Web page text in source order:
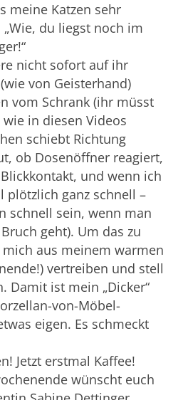
meine Katzen sehr
du liegst noch im
nicht sofort auf ihr
von Geisterhand)
vom Schrank (ihr müsst
in diesen Videos
schiebt Richtung
ob Dosenöffner reagiert,
und wenn ich
plötzlich ganz schnell –
schnell sein, wenn man
geht). Um das zu
aus meinem warmen
vertreiben und stell
Damit ist mein „Dicker“
von-Möbel-
eigen. Es schmeckt
Jetzt erstmal Kaffee!
wünscht euch